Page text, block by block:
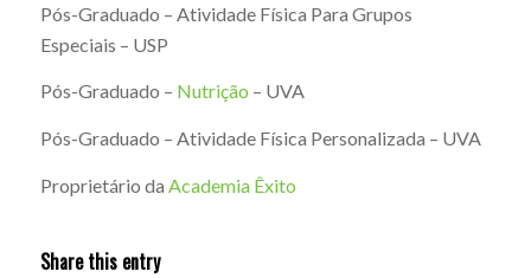
Pós-Graduado – Atividade Física Para Grupos
Especiais – USP
Pós-Graduado – Nutrição – UVA
Pós-Graduado – Atividade Física Personalizada – UVA
Proprietário da Academia Êxito
Share this entry